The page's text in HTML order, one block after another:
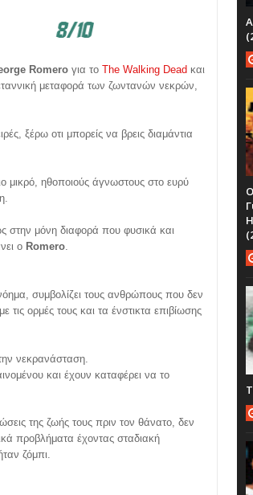
Romero για το The Walking Dead και
μεταφορά των ζωντανών νεκρών,
ξέρω οτι μπορείς να βρεις διαμάντια
μικρό, ηθοποιούς άγνωστους στο ευρύ
στην μόνη διαφορά που φυσικά και
ο Romero
συμβολίζει τους ανθρώπους που δεν
τις ορμές τους και τα ένστικτα επιβίωσης
νεκρανάσταση.
και έχουν καταφέρει να το
της ζωής τους πριν τον θάνατο, δεν
προβλήματα έχοντας σταδιακή
ζόμπι.